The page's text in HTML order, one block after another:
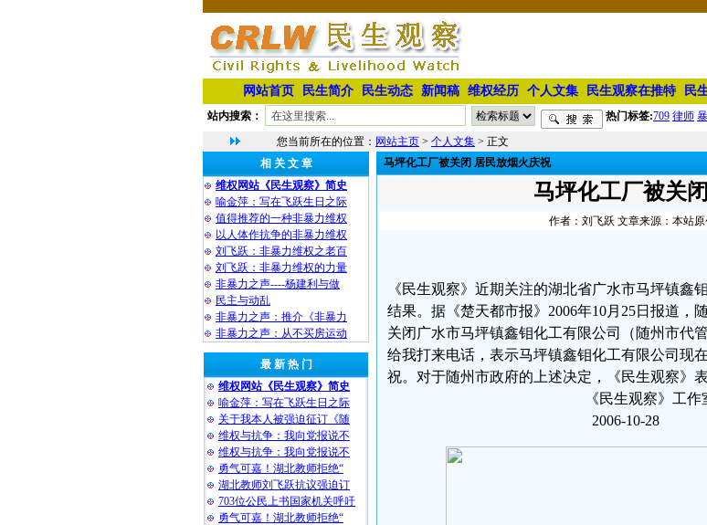
网站首页 民生简介 民生动态 新闻稿 维权经历 个人文集 民生观察在推特 民
站内搜索： 热门标签:709 律师
您当前所在的位置： 网站主页 > 个人文集 > 正文
相 关 文 章
维权网站《民生观察》简史
喻金萍：写在飞跃生日之际
值得推荐的一种非暴力维权
以人体作抗争的非暴力维权
刘飞跃：非暴力维权之老百
刘飞跃：非暴力维权的力量
非暴力之声----杨建利与做
民主与动乱
非暴力之声：推介《非暴力
非暴力之声：从不买房运动
最 新 热 门
维权网站《民生观察》简史
喻金萍：写在飞跃生日之际
关于我本人被强迫征订《随
维权与抗争：我向党报说不
维权与抗争：我向党报说不
勇气可嘉！湖北教师拒绝“
湖北教师刘飞跃抗议强迫订
703位公民上书国家机关呼吁
勇气可嘉！湖北教师拒绝“
马坪化工厂被关闭 居民放烟火庆祝
马坪化工厂被关
作者：刘飞跃 文章来源：本站原
《民生观察》近期关注的湖北省广水市马坪镇鑫
结果。据《楚天都市报》2006年10月25日报道，
关闭广水市马坪镇鑫钼化工有限公司（随州市代
给我打来电话，表示马坪镇鑫钼化工有限公司现
祝。对于随州市政府的上述决定，《民生观察》
《民生观察》工作室
2006-10-28